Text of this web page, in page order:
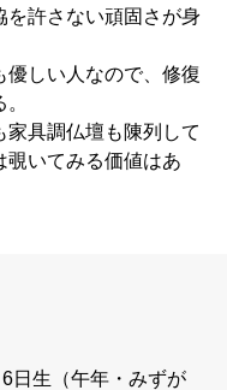
を許さない頑固さが身
しい人なので、修復
家具調仏壇も陳列して
覗いてみる価値はあ
日生（午年・みずが